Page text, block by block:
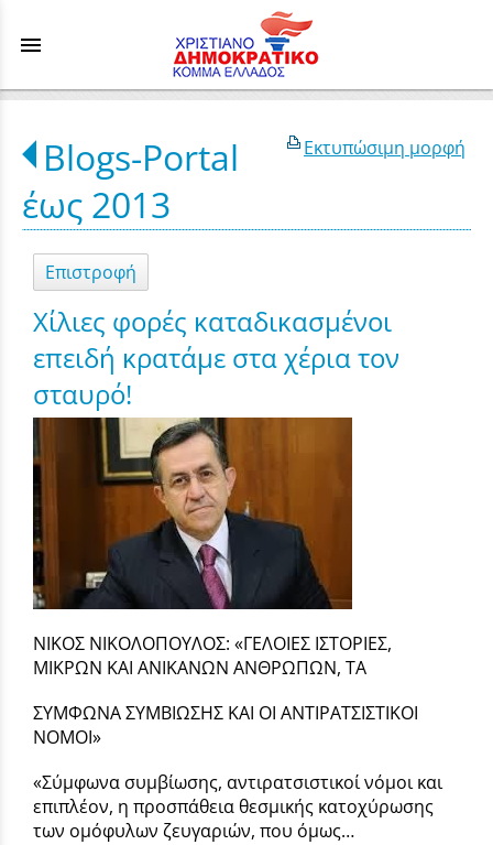
menu
Εκτυπώσιμη μορφή
Blogs-Portal
έως 2013
Επιστροφή
Χίλιες φορές καταδικασμένοι
επειδή κρατάμε στα χέρια τον
σταυρό!
ΝΙΚΟΣ ΝΙΚΟΛΟΠΟΥΛΟΣ: «ΓΕΛΟΙΕΣ ΙΣΤΟΡΙΕΣ,
ΜΙΚΡΩΝ ΚΑΙ ΑΝΙΚΑΝΩΝ ΑΝΘΡΩΠΩΝ, ΤΑ
ΣΥΜΦΩΝΑ ΣΥΜΒΙΩΣΗΣ ΚΑΙ ΟΙ ΑΝΤΙΡΑΤΣΙΣΤΙΚΟΙ
ΝΟΜΟΙ»
«Σύμφωνα συμβίωσης, αντιρατσιστικοί νόμοι και
επιπλέον, η προσπάθεια θεσμικής κατοχύρωσης
των ομόφυλων ζευγαριών, που όμως…